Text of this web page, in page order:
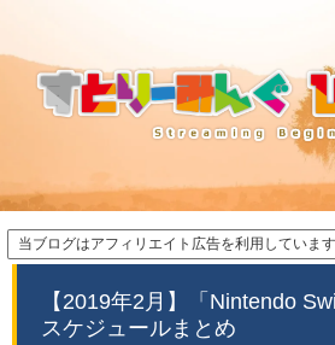
当ブログはアフィリエイト広告を利用しています
【2019年2月】「Nintendo
スケジュールまとめ